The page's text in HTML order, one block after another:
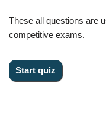
These all questions are
competitive exams.